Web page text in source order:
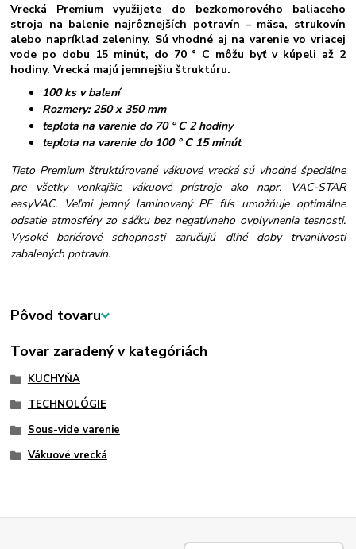
Vrecká Premium využijete do bezkomorového baliaceho
stroja na balenie najrôznejších potravín – mäsa, strukovín
alebo napríklad zeleniny. Sú vhodné aj na varenie vo vriacej
vode po dobu 15 minút, do 70 ° C môžu byť v kúpeli až 2
hodiny. Vrecká majú jemnejšiu štruktúru.
100 ks v balení
Rozmery: 250 x 350 mm
teplota na varenie do 70 ° C 2 hodiny
teplota na varenie do 100 ° C 15 minút
Tieto Premium štruktúrované vákuové vrecká sú vhodné špeciálne
pre všetky vonkajšie vákuové prístroje ako napr. VAC-STAR
easyVAC. Veľmi jemný laminovaný PE flís umožňuje optimálne
odsatie atmosféry zo sáčku bez negatívneho ovplyvnenia tesnosti.
Vysoké bariérové schopnosti zaručujú dlhé doby trvanlivosti
zabalených potravín.
Pôvod tovaru
Tovar zaradený v kategóriách
KUCHYŇA
TECHNOLÓGIE
Sous-vide varenie
Vákuové vrecká